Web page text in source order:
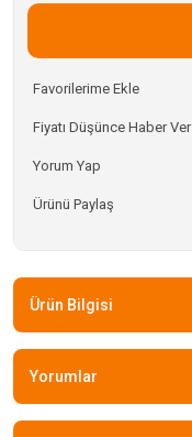
Fiyatı Düşünce Haber Ver
Yorum Yap
Ürünü Paylaş
Ürün Bilgisi
Yorumlar